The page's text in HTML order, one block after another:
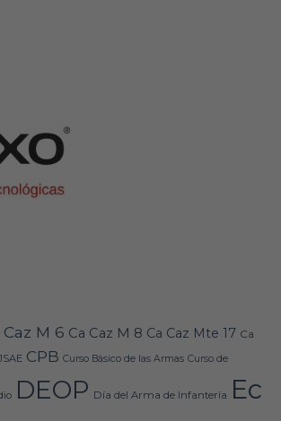
Caz M 6 Ca Caz M 8 Ca Caz Mte 17 Ca
CPB Curso Básico de las Armas Curso de
DEOP Día del Arma de Infantería Ec